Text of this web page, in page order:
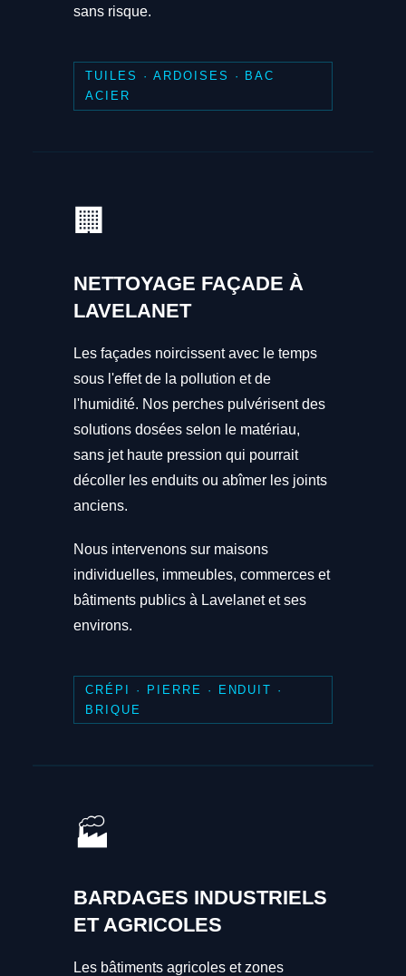
sans risque.
TUILES · ARDOISES · BAC
ACIER
🏢
NETTOYAGE FAÇADE À
LAVELANET
Les façades noircissent avec le temps
sous l'effet de la pollution et de
l'humidité. Nos perches pulvérisent des
solutions dosées selon le matériau,
sans jet haute pression qui pourrait
décoller les enduits ou abîmer les joints
anciens.
Nous intervenons sur maisons
individuelles, immeubles, commerces et
bâtiments publics à Lavelanet et ses
environs.
CRÉPI · PIERRE · ENDUIT ·
BRIQUE
🏭
BARDAGES INDUSTRIELS
ET AGRICOLES
Les bâtiments agricoles et zones